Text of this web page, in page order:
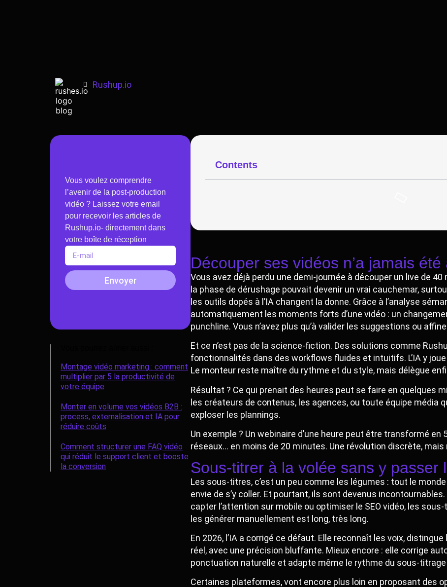
Rushup.io
Vous voulez comprendre
l’avenir de la post-production
vidéo ? Laissez votre email
pour recevoir les articles de
Rushup.io- directement dans
votre boîte de réception
Envoyer
Montage vidéo marketing : comment
multiplier par 5 la productivité de
votre équipe
Monter en volume vos vidéos B2B :
process, externalisation et IA pour
réduire coûts
Comment structurer une FAQ vidéo
qui réduit le support client et booste
la conversion
Contents
Découper ses vidéos n’a jamais
Vous avez déjà perdu une demi-journée à découper un live de 40
la phase de dérushage pouvait devenir un vrai cauchemar,
les outils dopés à l’IA changent la donne. Grâce à l’analyse
automatiquement les moments forts d’une vidéo : un
punchline. Vous n’avez plus qu’à valider les suggestions ou
Et ce n’est pas de la science-fiction. Des solutions comme
fonctionnalités dans des workflows fluides et intuitifs. L’IA y
Le monteur reste maître du rythme et du style, mais délègue
Résultat ? Ce qui prenait des heures peut se faire en quelques
les créateurs de contenus, les agences, ou toute équipe média
exploser les plannings.
Un exemple ? Un webinaire d’une heure peut être transformé
réseaux… en moins de 20 minutes. Une révolution discrète,
Sous-titrer à la volée sans y passer
Les sous-titres, c’est un peu comme les légumes : tout le monde
envie de s’y coller. Et pourtant, ils sont devenus
capter l’attention sur mobile ou optimiser le SEO vidéo, les
les générer manuellement est long, très long.
En 2026, l’IA a corrigé ce défaut. Elle reconnaît les voix,
réel, avec une précision bluffante. Mieux encore : elle corrige
ponctuation naturelle et adapte même le rythme du sous-titrage
Certaines plateformes, vont encore plus loin en proposant des